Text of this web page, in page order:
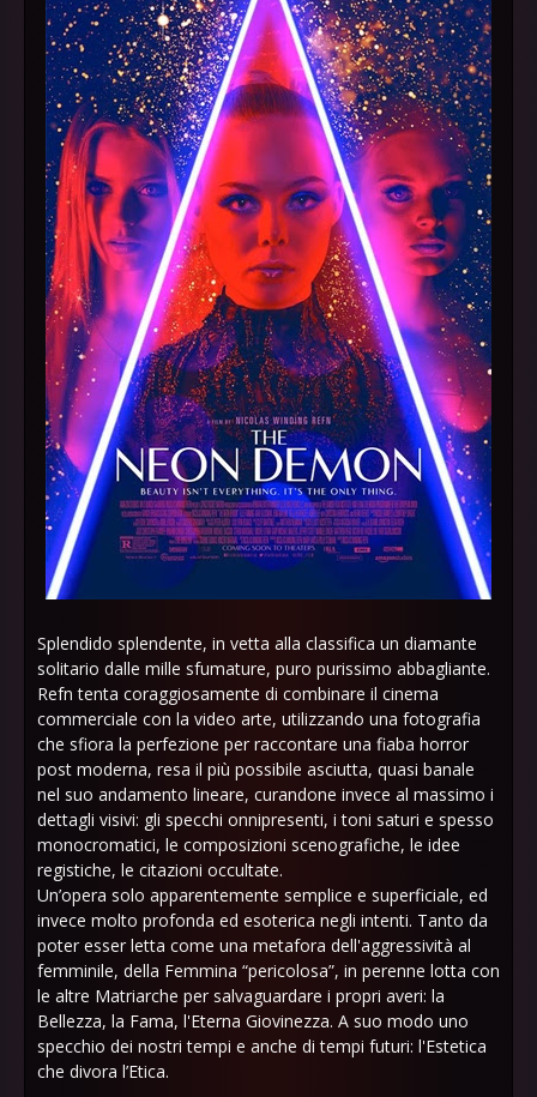
Splendido splendente, in vetta alla classifica un diamante
solitario dalle mille sfumature, puro purissimo abbagliante.
Refn tenta coraggiosamente di combinare il cinema
commerciale con la video arte, utilizzando una fotografia
che sfiora la perfezione per raccontare una fiaba horror
post moderna, resa il più possibile asciutta, quasi banale
nel suo andamento lineare, curandone invece al massimo i
dettagli visivi: gli specchi onnipresenti, i toni saturi e spesso
monocromatici, le composizioni scenografiche, le idee
registiche, le citazioni occultate.
Un’opera solo apparentemente semplice e superficiale, ed
invece molto profonda ed esoterica negli intenti. Tanto da
poter esser letta come una metafora dell'aggressività al
femminile, della Femmina “pericolosa”, in perenne lotta con
le altre Matriarche per salvaguardare i propri averi: la
Bellezza, la Fama, l'Eterna Giovinezza. A suo modo uno
specchio dei nostri tempi e anche di tempi futuri: l'Estetica
che divora l’Etica.